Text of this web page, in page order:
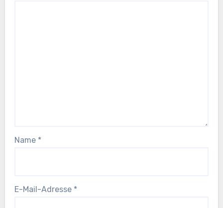
Name *
E-Mail-Adresse *